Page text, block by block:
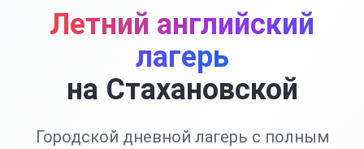
Летний английский
лагерь
на Стахановской
Городской дневной лагерь с полным